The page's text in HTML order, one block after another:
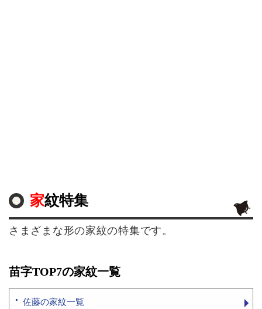
家紋特集
さまざまな形の家紋の特集です。
苗字TOP7の家紋一覧
佐藤の家紋一覧